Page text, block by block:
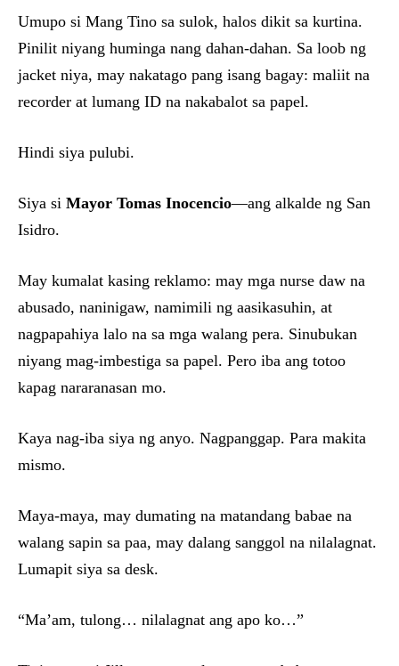
Umupo si Mang Tino sa sulok, halos dikit sa kurtina.
Pinilit niyang huminga nang dahan-dahan. Sa loob ng
jacket niya, may nakatago pang isang bagay: maliit na
recorder at lumang ID na nakabalot sa papel.
Hindi siya pulubi.
Siya si Mayor Tomas Inocencio—ang alkalde ng San
Isidro.
May kumalat kasing reklamo: may mga nurse daw na
abusado, naninigaw, namimili ng aasikasuhin, at
nagpapahiya lalo na sa mga walang pera. Sinubukan
niyang mag-imbestiga sa papel. Pero iba ang totoo
kapag nararanasan mo.
Kaya nag-iba siya ng anyo. Nagpanggap. Para makita
mismo.
Maya-maya, may dumating na matandang babae na
walang sapin sa paa, may dalang sanggol na nilalagnat.
Lumapit siya sa desk.
“Ma’am, tulong… nilalagnat ang apo ko…”